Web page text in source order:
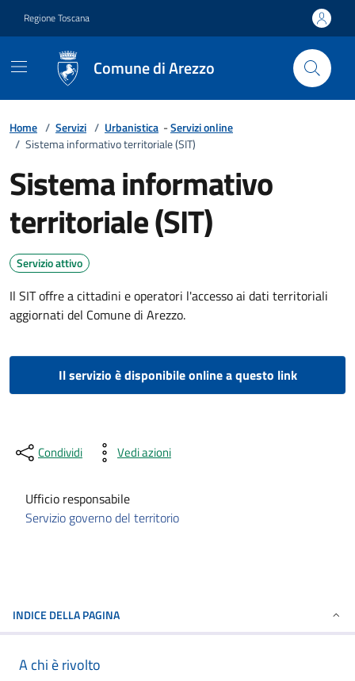
Regione Toscana
Comune di Arezzo
Home / Servizi / Urbanistica -Servizi online
/ Sistema informativo territoriale (SIT)
Sistema informativo
territoriale (SIT)
Servizio attivo
Il SIT offre a cittadini e operatori l'accesso ai dati territoriali
aggiornati del Comune di Arezzo.
Il servizio è disponibile online a questo link
Condividi Vedi azioni
Ufficio responsabile
Servizio governo del territorio
INDICE DELLA PAGINA
A chi è rivolto